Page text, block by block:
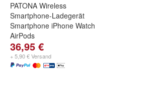
PATONA Wireless
Smartphone-Ladegerät
Smartphone iPhone Watch
AirPods
36,95 €
+ 5,90 € Versand